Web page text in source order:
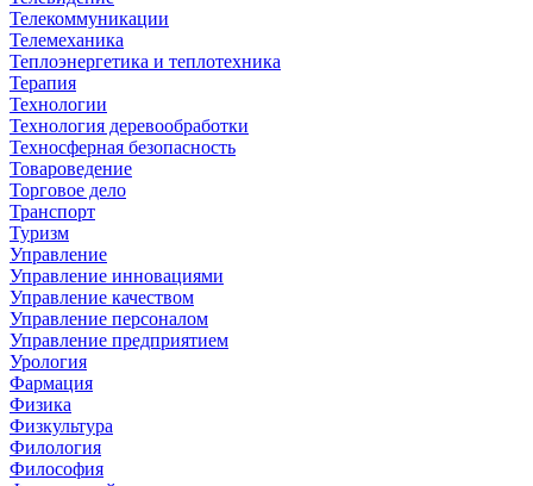
Телекоммуникации
Телемеханика
Теплоэнергетика и теплотехника
Терапия
Технологии
Технология деревообработки
Техносферная безопасность
Товароведение
Торговое дело
Транспорт
Туризм
Управление
Управление инновациями
Управление качеством
Управление персоналом
Управление предприятием
Урология
Фармация
Физика
Физкультура
Филология
Философия